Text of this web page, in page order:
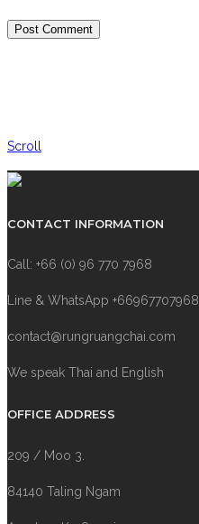
Scroll
CONTACT INFORMATION
Call: +66 (0) 96 770 7968
Line & WhatsApp +66967707968
contact@rungruangchai.com
We speak Thai and English
OFFICE ADDRESS
209 / Moo 3.
84140 Taling Ngam